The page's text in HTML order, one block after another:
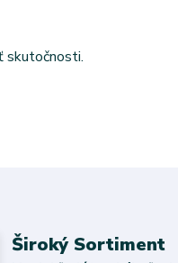
skutočnosti.
Široký Sortiment